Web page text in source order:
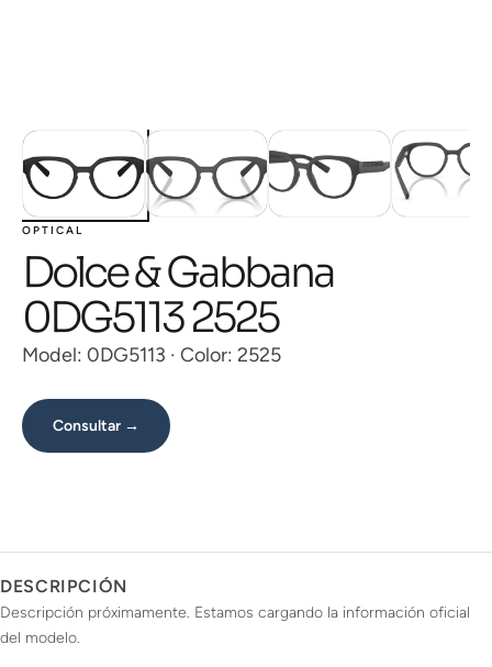
OPTICAL
Dolce & Gabbana
0DG5113 2525
Model: 0DG5113 · Color: 2525
Consultar →
DESCRIPCIÓN
Descripción próximamente. Estamos cargando la información oficial
del modelo.